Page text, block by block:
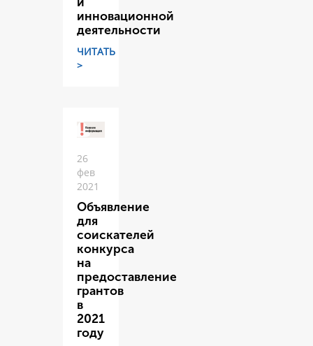
инновационной
деятельности
ЧИТАТЬ
>
26
фев
2021
Объявление
для
соискателей
конкурса
на
предоставление
грантов
в
2021
году